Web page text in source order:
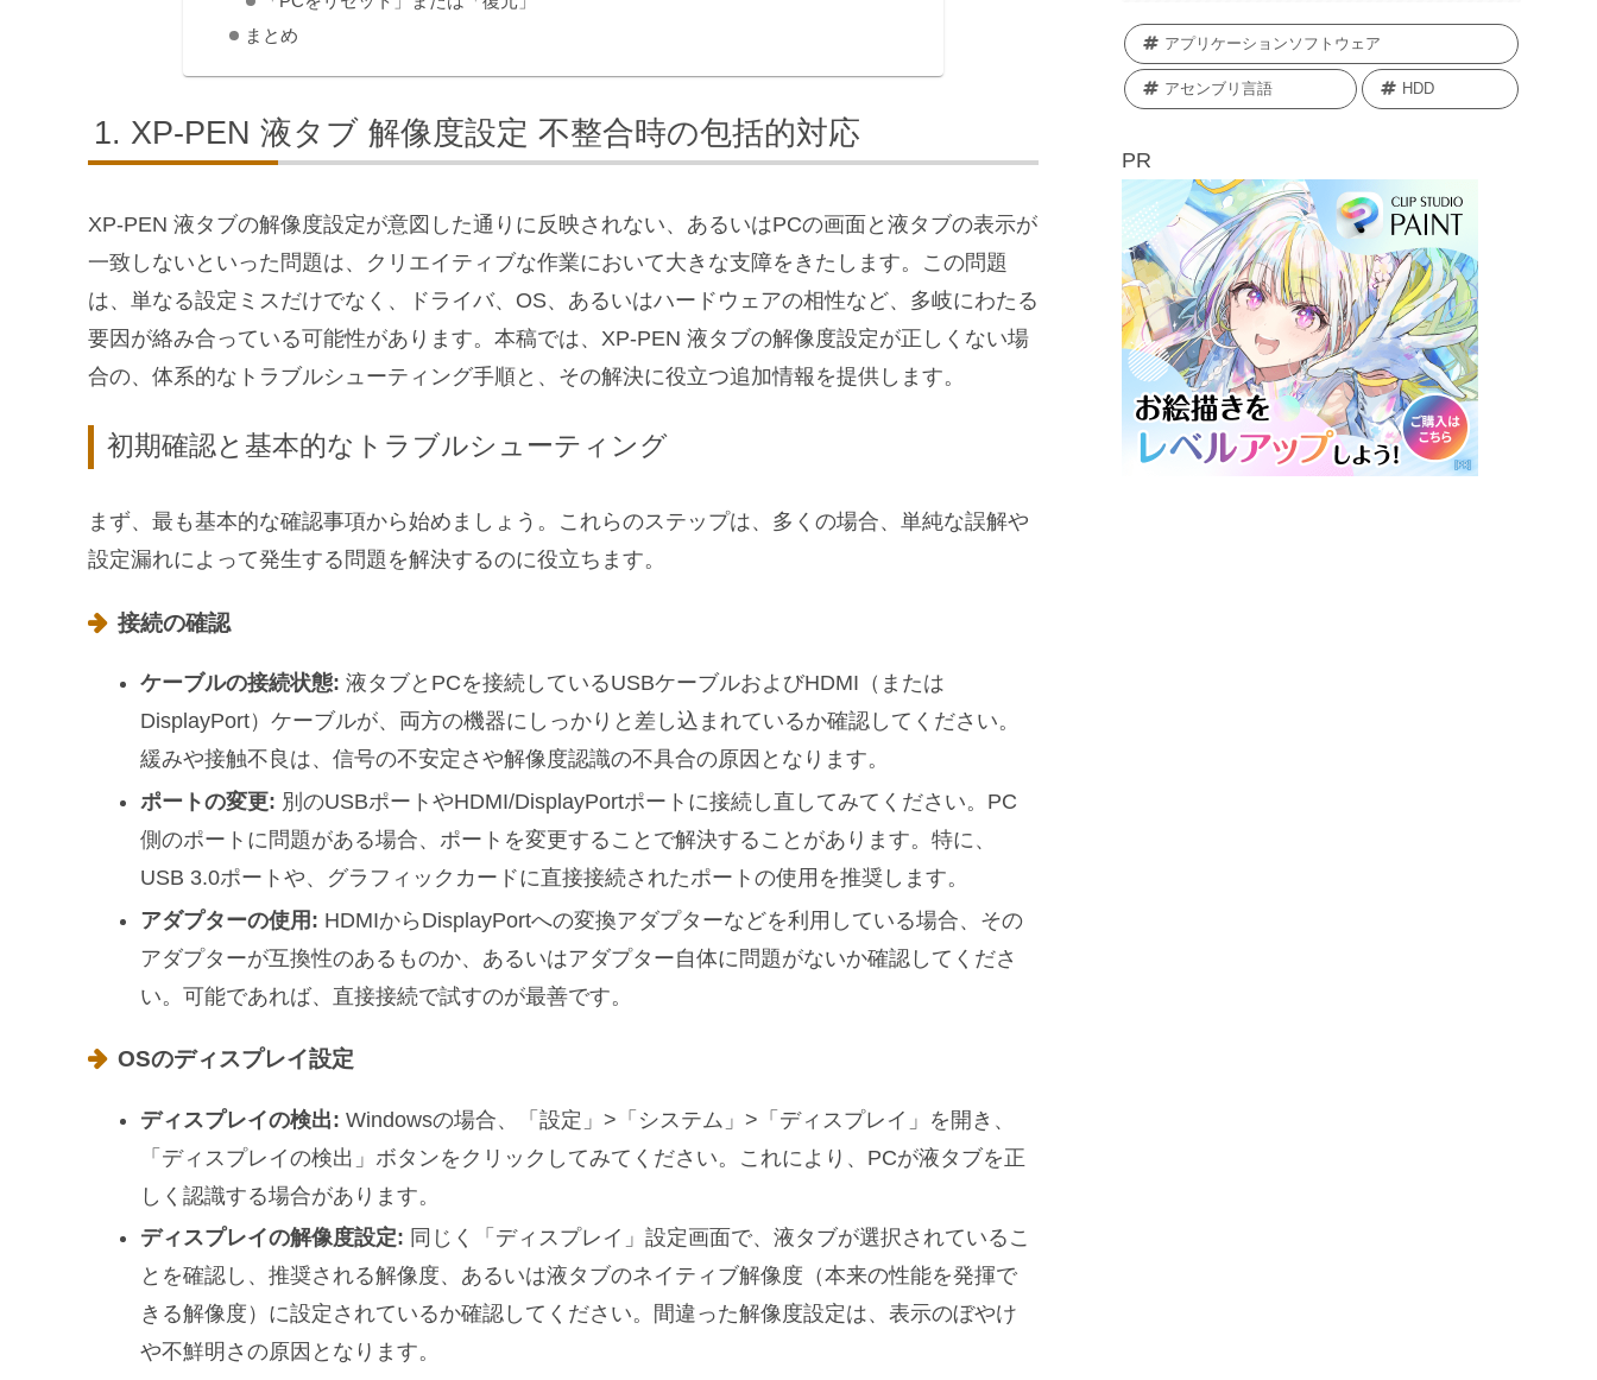
まとめ
XP-PEN 液タブ 解像度設定 不整合時の包括的対応
XP-PEN 液タブの解像度設定が意図した通りに反映されない、あるいはPCの画面と液タブの表示が
一致しないといった問題は、クリエイティブな作業において大きな支障をきたします。この問題
は、単なる設定ミスだけでなく、ドライバ、OS、あるいはハードウェアの相性など、多岐にわたる
要因が絡み合っている可能性があります。本稿では、XP-PEN 液タブの解像度設定が正しくない場
合の、体系的なトラブルシューティング手順と、その解決に役立つ追加情報を提供します。
初期確認と基本的なトラブルシューティング
まず、最も基本的な確認事項から始めましょう。これらのステップは、多くの場合、単純な誤解や
設定漏れによって発生する問題を解決するのに役立ちます。
接続の確認
ケーブルの接続状態: 液タブとPCを接続しているUSBケーブルおよびHDMI（または
DisplayPort）ケーブルが、両方の機器にしっかりと差し込まれているか確認してください。
緩みや接触不良は、信号の不安定さや解像度認識の不具合の原因となります。
ポートの変更: 別のUSBポートやHDMI/DisplayPortポートに接続し直してみてください。PC
側のポートに問題がある場合、ポートを変更することで解決することがあります。特に、
USB 3.0ポートや、グラフィックカードに直接接続されたポートの使用を推奨します。
アダプターの使用: HDMIからDisplayPortへの変換アダプターなどを利用している場合、その
アダプターが互換性のあるものか、あるいはアダプター自体に問題がないか確認してくださ
い。可能であれば、直接接続で試すのが最善です。
OSのディスプレイ設定
ディスプレイの検出: Windowsの場合、「設定」>「システム」>「ディスプレイ」を開き、
「ディスプレイの検出」ボタンをクリックしてみてください。これにより、PCが液タブを正
しく認識する場合があります。
ディスプレイの解像度設定: 同じく「ディスプレイ」設定画面で、液タブが選択されているこ
とを確認し、推奨される解像度、あるいは液タブのネイティブ解像度（本来の性能を発揮で
きる解像度）に設定されているか確認してください。間違った解像度設定は、表示のぼやけ
や不鮮明さの原因となります。
アプリケーションソフトウェア
アセンブリ言語 HDD
PR